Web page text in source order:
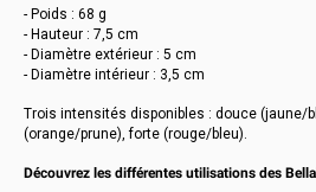
- Poids : 68 g
- Hauteur : 7,5 cm
- Diamètre extérieur : 5 cm
- Diamètre intérieur : 3,5 cm
Trois intensités disponibles : douce (jaune/
(orange/prune), forte (rouge/bleu).
Découvrez les différentes utilisations des